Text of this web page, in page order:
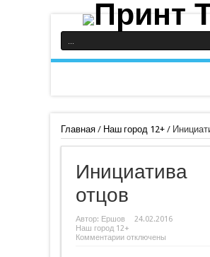
Главная/ Наш город 12+/
Инициатива
отцов
Автор: Ершов
24.02.2016
Наш город 12+
Комментариикотключены